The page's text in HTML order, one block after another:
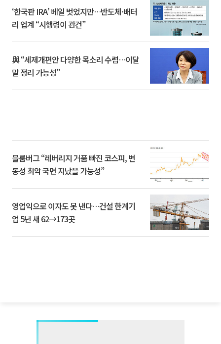
‘한국판 IRA’ 베일 벗었지만…반도체·배터
리 업계 “시행령이 관건”
與 “세제개편안 다양한 목소리 수렴…이달
말 정리 가능성”
블룸버그 “레버리지 거품 빠진 코스피, 변
동성 최악 국면 지났을 가능성”
영업익으로 이자도 못 낸다…건설 한계기
업 5년 새 62→173곳